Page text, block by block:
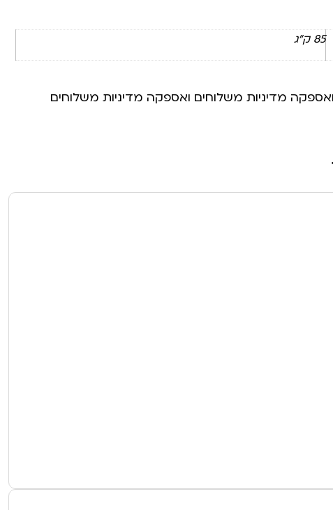
85 ק"ג
מדיניות משלוחים ואספקה מדיניות משלוחים